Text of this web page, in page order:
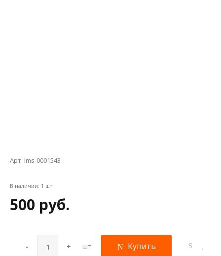
Арт. lms-0001543
В наличии: 1 шт
500 руб.
- + шт Купить